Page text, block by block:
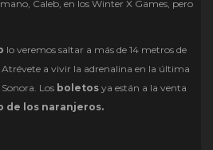
Caleb, en los Winter X Games, pero
lo veremos saltar a más de 14 metros de
a vivir la adrenalina en la última
Los boletos ya están a la venta
de los naranjeros.